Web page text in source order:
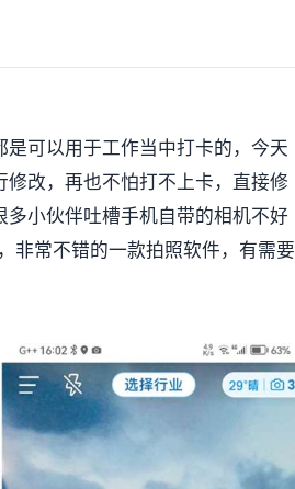
可以用于工作当中打卡的，今天
改，再也不怕打不上卡，直接修
小伙伴吐槽手机自带的相机不好
非常不错的一款拍照软件，有需要